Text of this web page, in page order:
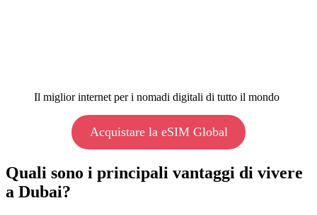
Il miglior internet per i nomadi digitali di tutto il mondo
Acquistare la eSIM Global
Quali sono i principali vantaggi di vivere
a Dubai?